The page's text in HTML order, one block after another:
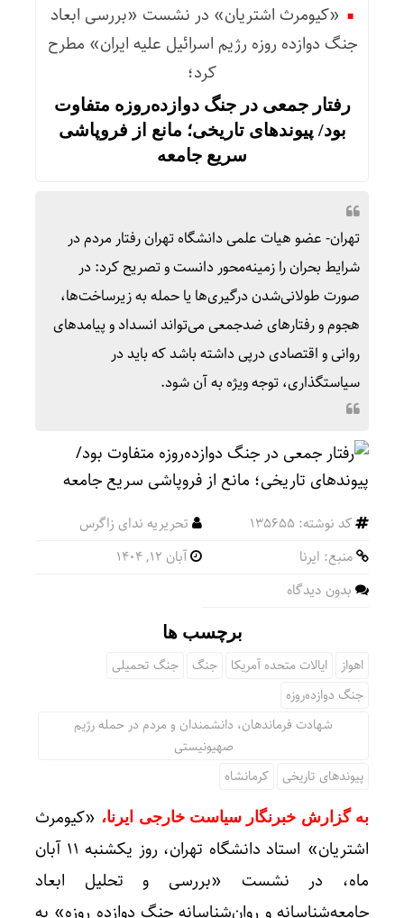
«کیومرث اشتریان» در نشست «بررسی ابعاد
جنگ دوازده روزه رژیم اسرائیل علیه ایران» مطرح
کرد؛
رفتار جمعی در جنگ دوازده‌روزه متفاوت
بود/ پیوندهای تاریخی؛ مانع از فروپاشی
سریع جامعه
تهران- عضو هیات علمی دانشگاه تهران رفتار مردم در
شرایط بحران را زمینه‌محور دانست و تصریح کرد: در
صورت طولانی‌شدن درگیری‌ها یا حمله به زیرساخت‌ها،
هجوم و رفتارهای ضدجمعی می‌تواند انسداد و پیامدهای
روانی و اقتصادی درپی داشته باشد که باید در
سیاستگذاری، توجه ویژه به آن شود.
کد نوشته: 135655
تحریریه ندای زاگرس
منبع: ایرنا
آبان ۱۲, ۱۴۰۴
بدون دیدگاه
برچسب ها
اهواز ایالات متحده آمریکا جنگ
جنگ تحمیلی
جنگ دوازده‌روزه
شهادت فرماندهان، دانشمندان و مردم در حمله رژیم
صهیونیستی
پیوندهای تاریخی
کرمانشاه
به گزارش خبرنگار سیاست خارجی ایرنا، «کیومرث
اشتریان» استاد دانشگاه تهران، روز یکشنبه ۱۱ آبان
ماه، در نشست «بررسی و تحلیل ابعاد
جامعه‌شناسانه و روان‌شناسانه جنگ دوازده روزه» به